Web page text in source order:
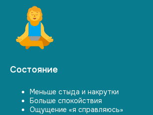
Состояние
Меньше стыда и накрутки
Больше спокойствия
Ощущение «я справляюсь»
с другими
Надоело думать
«я недостаточно»
Хочешь спокойствия и опоры,
а не вечной мотивации